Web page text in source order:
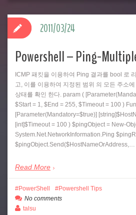
Powershell – Ping-
ICMP 패킷을 이용하여 Ping 결과를 bool 로
고, 이를 이용하여 지정된 범위 의 모든 주소
상태를 확인 한다. param (
$Start = 1, $End = 255, $Timeout = 100 )
[Parameter(Mandatory=$true)]
[int]$Timeout = 100 ) $pingObject = New-
System.Net.NetworkInformation.Ping
$pingObject.Send($HostNameOrAddress,…
Read More
2011/03/24
PowerShell
Powershell Tips
No comments
talsu